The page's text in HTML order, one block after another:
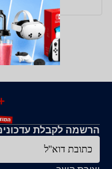
הרשמה לקבלת
כתובת דוא''ל